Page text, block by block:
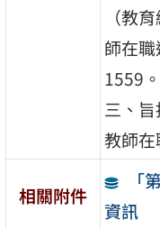
（教
師在
1559。
三、
教師在
相關附件
「
資訊